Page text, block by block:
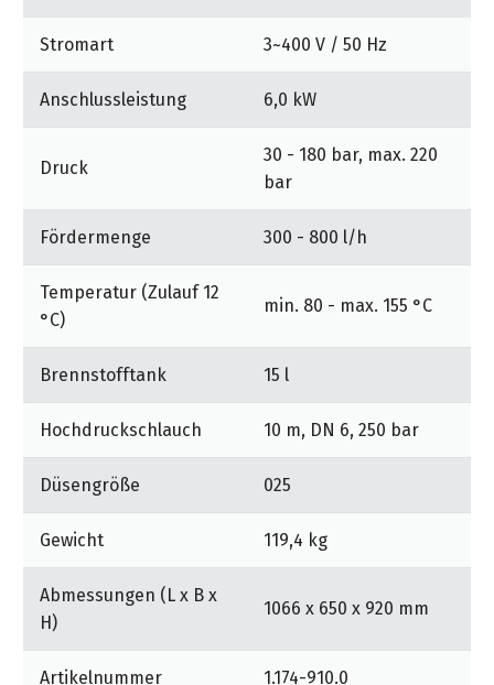
Aufbewahrungsmöglichkeiten für Zubehör direkt am
Gerät: Aufbewahrungshaken für Netzkabel und HD-
Schlauch. Integrierte Düsenaufbewahrung. Integrierte
Lanzenhalterung für Transport.
Hohe Betriebssicherheit: Der leicht zugängliche
Wasserfilter schützt die Pumpe vor Partikeln im
Wasser. Sicherheitsventile, Wassermangel- und
Brennstoffsicherung gewährleisten die Verfügbarkeit
des Geräts. Das Wasserenthärtungssystem schützt die
Heizschlange vor Schäden durch Verkalkung. Das
Softdämpfungssystem (SDS) kompensiert
Hochdrucksystem.
Reinigungsmitteldosierung: Präzise
Reinigungsmitteldosierung mit Klarspülfunktion.
Große Tanköffnung mit Einfüllschütte.
Mobilitätskonzept: Joggerprinzip mit großen,
gummibereiften Rädern und Lenkrolle. Integrierte
Kippmulde für einfaches Kippen beim Überwinden von
Absätzen. Schubgriffe für einfachen Transport und
Manövrierbarkeit.
Stromart 3~400 V / 50 Hz
Anschlussleistung 6,0 kW
Druck
30 - 180 bar, max. 220
bar
Fördermenge 300 - 800 l/h
Temperatur (Zulauf 12
°C)
min. 80 - max. 155 °C
Brennstofftank 15 l
Hochdruckschlauch 10 m, DN 6, 250 bar
Düsengröße 025
Gewicht 119,4 kg
Abmessungen (L x B x
H)
1066 x 650 x 920 mm
Artikelnummer 1.174-910.0